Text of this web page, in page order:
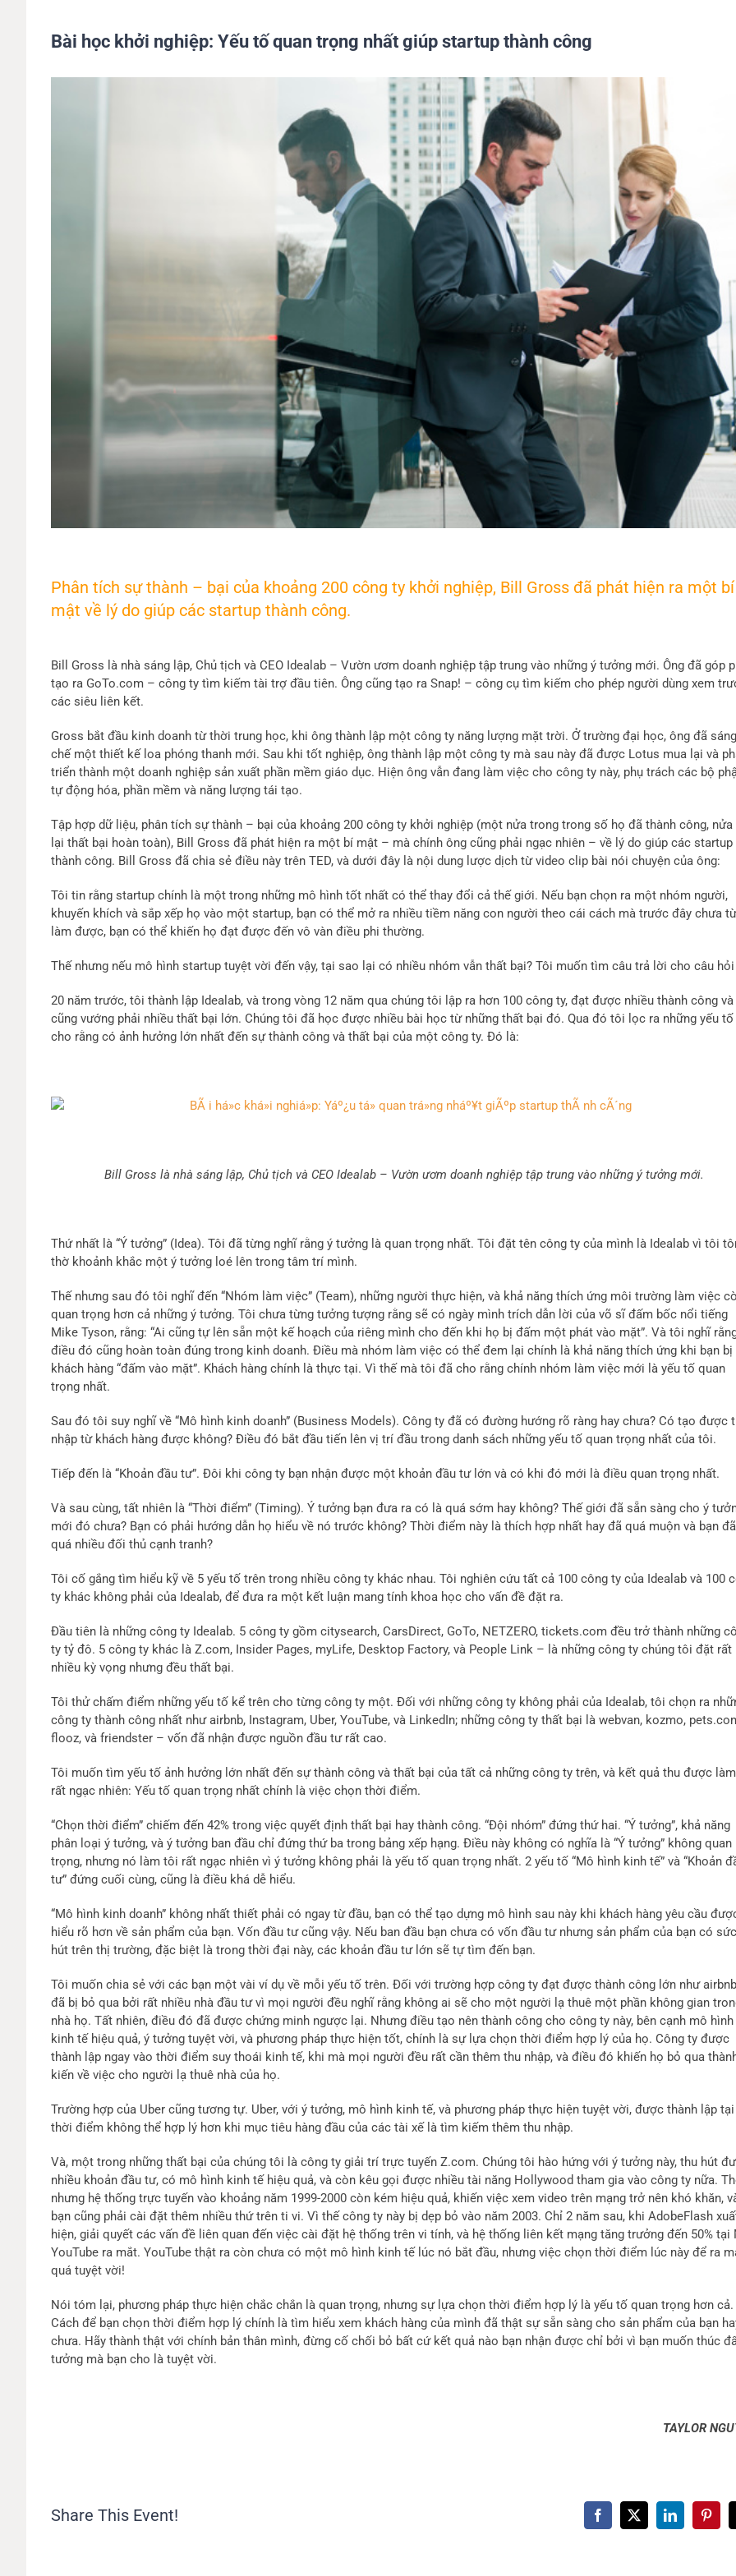
Bài học khởi nghiệp: Yếu tố quan trọng nhất giúp startup thành công
Phân tích sự thành – bại của khoảng 200 công ty khởi nghiệp, Bill Gross đã phát hiện ra một bí
mật về lý do giúp các startup thành công.
Bill Gross là nhà sáng lập, Chủ tịch và CEO Idealab – Vườn ươm doanh nghiệp tập trung vào những ý tưởng mới. Ông đã góp
tạo ra GoTo.com – công ty tìm kiếm tài trợ đầu tiên. Ông cũng tạo ra Snap! – công cụ tìm kiếm cho phép người dùng xem
các siêu liên kết.
Gross bắt đầu kinh doanh từ thời trung học, khi ông thành lập một công ty năng lượng mặt trời. Ở trường đại học, ông đã sáng
chế một thiết kế loa phóng thanh mới. Sau khi tốt nghiệp, ông thành lập một công ty mà sau này đã được Lotus mua lại và
triển thành một doanh nghiệp sản xuất phần mềm giáo dục. Hiện ông vẫn đang làm việc cho công ty này, phụ trách các bộ
tự động hóa, phần mềm và năng lượng tái tạo.
Tập hợp dữ liệu, phân tích sự thành – bại của khoảng 200 công ty khởi nghiệp (một nửa trong trong số họ đã thành công, nửa
lại thất bại hoàn toàn), Bill Gross đã phát hiện ra một bí mật – mà chính ông cũng phải ngạc nhiên – về lý do giúp các startup
thành công. Bill Gross đã chia sẻ điều này trên TED, và dưới đây là nội dung lược dịch từ video clip bài nói chuyện của ông:
Tôi tin rằng startup chính là một trong những mô hình tốt nhất có thể thay đổi cả thế giới. Nếu bạn chọn ra một nhóm người,
khuyến khích và sắp xếp họ vào một startup, bạn có thể mở ra nhiều tiềm năng con người theo cái cách mà trước đây chưa
làm được, bạn có thể khiến họ đạt được đến vô vàn điều phi thường.
Thế nhưng nếu mô hình startup tuyệt vời đến vậy, tại sao lại có nhiều nhóm vẫn thất bại? Tôi muốn tìm câu trả lời cho câu
20 năm trước, tôi thành lập Idealab, và trong vòng 12 năm qua chúng tôi lập ra hơn 100 công ty, đạt được nhiều thành công và
cũng vướng phải nhiều thất bại lớn. Chúng tôi đã học được nhiều bài học từ những thất bại đó. Qua đó tôi lọc ra những yếu
cho rằng có ảnh hưởng lớn nhất đến sự thành công và thất bại của một công ty. Đó là:
Bill Gross là nhà sáng lập, Chủ tịch và CEO Idealab – Vườn ươm doanh nghiệp tập trung vào những ý tưởng mới.
Thứ nhất là “Ý tưởng” (Idea). Tôi đã từng nghĩ rằng ý tưởng là quan trọng nhất. Tôi đặt tên công ty của mình là Idealab vì tôi
thờ khoảnh khắc một ý tưởng loé lên trong tâm trí mình.
Thế nhưng sau đó tôi nghĩ đến “Nhóm làm việc” (Team), những người thực hiện, và khả năng thích ứng môi trường làm việc
quan trọng hơn cả những ý tưởng. Tôi chưa từng tưởng tượng rằng sẽ có ngày mình trích dẫn lời của võ sĩ đấm bốc nổi tiếng
Mike Tyson, rằng: “Ai cũng tự lên sẵn một kế hoạch của riêng mình cho đến khi họ bị đấm một phát vào mặt”. Và tôi nghĩ
điều đó cũng hoàn toàn đúng trong kinh doanh. Điều mà nhóm làm việc có thể đem lại chính là khả năng thích ứng khi bạn bị
khách hàng “đấm vào mặt”. Khách hàng chính là thực tại. Vì thế mà tôi đã cho rằng chính nhóm làm việc mới là yếu tố quan
trọng nhất.
Sau đó tôi suy nghĩ về “Mô hình kinh doanh” (Business Models). Công ty đã có đường hướng rõ ràng hay chưa? Có tạo được
nhập từ khách hàng được không? Điều đó bắt đầu tiến lên vị trí đầu trong danh sách những yếu tố quan trọng nhất của tôi.
Tiếp đến là “Khoản đầu tư”. Đôi khi công ty bạn nhận được một khoản đầu tư lớn và có khi đó mới là điều quan trọng nhất.
Và sau cùng, tất nhiên là “Thời điểm” (Timing). Ý tưởng bạn đưa ra có là quá sớm hay không? Thế giới đã sẵn sàng cho ý
mới đó chưa? Bạn có phải hướng dẫn họ hiểu về nó trước không? Thời điểm này là thích hợp nhất hay đã quá muộn và bạn
quá nhiều đối thủ cạnh tranh?
Tôi cố gắng tìm hiểu kỹ về 5 yếu tố trên trong nhiều công ty khác nhau. Tôi nghiên cứu tất cả 100 công ty của Idealab và 100
ty khác không phải của Idealab, để đưa ra một kết luận mang tính khoa học cho vấn đề đặt ra.
Đầu tiên là những công ty Idealab. 5 công ty gồm citysearch, CarsDirect, GoTo, NETZERO, tickets.com đều trở thành những
ty tỷ đô. 5 công ty khác là Z.com, Insider Pages, myLife, Desktop Factory, và People Link – là những công ty chúng tôi đặt rất
nhiều kỳ vọng nhưng đều thất bại.
Tôi thử chấm điểm những yếu tố kể trên cho từng công ty một. Đối với những công ty không phải của Idealab, tôi chọn ra
công ty thành công nhất như airbnb, Instagram, Uber, YouTube, và LinkedIn; những công ty thất bại là webvan, kozmo,
flooz, và friendster – vốn đã nhận được nguồn đầu tư rất cao.
Tôi muốn tìm yếu tố ảnh hưởng lớn nhất đến sự thành công và thất bại của tất cả những công ty trên, và kết quả thu được
rất ngạc nhiên: Yếu tố quan trọng nhất chính là việc chọn thời điểm.
“Chọn thời điểm” chiếm đến 42% trong việc quyết định thất bại hay thành công. “Đội nhóm” đứng thứ hai. “Ý tưởng”, khả năng
phân loại ý tưởng, và ý tưởng ban đầu chỉ đứng thứ ba trong bảng xếp hạng. Điều này không có nghĩa là “Ý tưởng” không quan
trọng, nhưng nó làm tôi rất ngạc nhiên vì ý tưởng không phải là yếu tố quan trọng nhất. 2 yếu tố “Mô hình kinh tế” và “Khoản
tư” đứng cuối cùng, cũng là điều khá dễ hiểu.
“Mô hình kinh doanh” không nhất thiết phải có ngay từ đầu, bạn có thể tạo dựng mô hình sau này khi khách hàng yêu cầu
hiểu rõ hơn về sản phẩm của bạn. Vốn đầu tư cũng vậy. Nếu ban đầu bạn chưa có vốn đầu tư nhưng sản phẩm của bạn có sức
hút trên thị trường, đặc biệt là trong thời đại này, các khoản đầu tư lớn sẽ tự tìm đến bạn.
Tôi muốn chia sẻ với các bạn một vài ví dụ về mỗi yếu tố trên. Đối với trường hợp công ty đạt được thành công lớn như
đã bị bỏ qua bởi rất nhiều nhà đầu tư vì mọi người đều nghĩ rằng không ai sẽ cho một người lạ thuê một phần không gian
nhà họ. Tất nhiên, điều đó đã được chứng minh ngược lại. Nhưng điều tạo nên thành công cho công ty này, bên cạnh mô hình
kinh tế hiệu quả, ý tưởng tuyệt vời, và phương pháp thực hiện tốt, chính là sự lựa chọn thời điểm hợp lý của họ. Công ty được
thành lập ngay vào thời điểm suy thoái kinh tế, khi mà mọi người đều rất cần thêm thu nhập, và điều đó khiến họ bỏ qua
kiến về việc cho người lạ thuê nhà của họ.
Trường hợp của Uber cũng tương tự. Uber, với ý tưởng, mô hình kinh tế, và phương pháp thực hiện tuyệt vời, được thành lập tại
thời điểm không thể hợp lý hơn khi mục tiêu hàng đầu của các tài xế là tìm kiếm thêm thu nhập.
Và, một trong những thất bại của chúng tôi là công ty giải trí trực tuyến Z.com. Chúng tôi hào hứng với ý tưởng này, thu hút
nhiều khoản đầu tư, có mô hình kinh tế hiệu quả, và còn kêu gọi được nhiều tài năng Hollywood tham gia vào công ty nữa.
nhưng hệ thống trực tuyến vào khoảng năm 1999-2000 còn kém hiệu quả, khiến việc xem video trên mạng trở nên khó khăn,
bạn cũng phải cài đặt thêm nhiều thứ trên ti vi. Vì thế công ty này bị dẹp bỏ vào năm 2003. Chỉ 2 năm sau, khi AdobeFlash
hiện, giải quyết các vấn đề liên quan đến việc cài đặt hệ thống trên vi tính, và hệ thống liên kết mạng tăng trưởng đến 50% tại
YouTube ra mắt. YouTube thật ra còn chưa có một mô hình kinh tế lúc nó bắt đầu, nhưng việc chọn thời điểm lúc này để ra
quá tuyệt vời!
Nói tóm lại, phương pháp thực hiện chắc chắn là quan trọng, nhưng sự lựa chọn thời điểm hợp lý là yếu tố quan trọng hơn cả.
Cách để bạn chọn thời điểm hợp lý chính là tìm hiểu xem khách hàng của mình đã thật sự sẵn sàng cho sản phẩm của bạn
chưa. Hãy thành thật với chính bản thân mình, đừng cố chối bỏ bất cứ kết quả nào bạn nhận được chỉ bởi vì bạn muốn thúc
tưởng mà bạn cho là tuyệt vời.
TAYLOR
Share This Event! Facebook
X LinkedIn